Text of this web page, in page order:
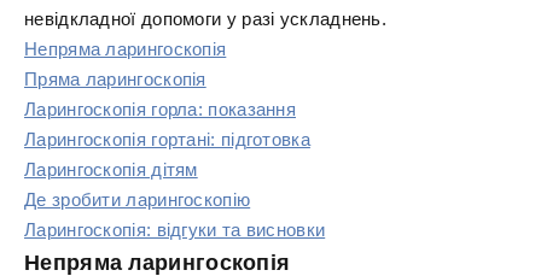
невідкладної допомоги у разі ускладнень.
Непряма ларингоскопія
Пряма ларингоскопія
Ларингоскопія горла: показання
Ларингоскопія гортані: підготовка
Ларингоскопія дітям
Де зробити ларингоскопію
Ларингоскопія: відгуки та висновки
Непряма ларингоскопія